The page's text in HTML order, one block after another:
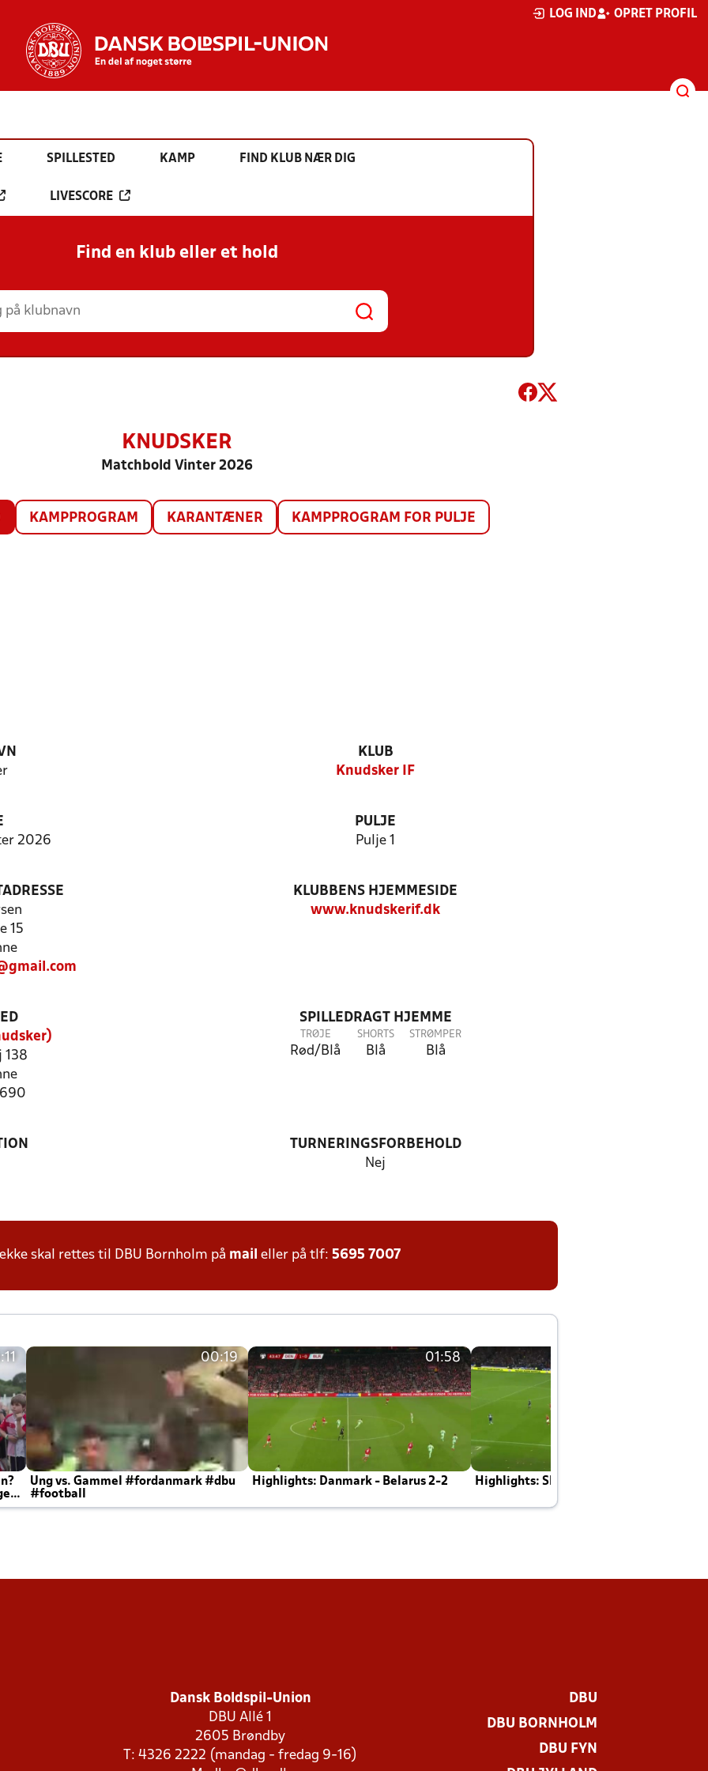
LOG IND OPRET PROFIL
SPILLESTED KAMP FIND KLUB NÆR DIG
LIVESCORE
Find en klub eller et hold
KNUDSKER
Matchbold Vinter 2026
KAMPPROGRAM KARANTÆNER KAMPPROGRAM FOR PULJE
KLUB
Knudsker IF
2026
PULJE
Pulje 1
15
KLUBBENS HJEMMESIDE
www.knudskerif.dk
138
SPILLEDRAGT HJEMME
TRØJE
Rød/Blå
SHORTS
Blå
STRØMPER
Blå
TURNERINGSFORBEHOLD
Nej
skal rettes til DBU Bornholm på mail eller på tlf: 5695 7007
00:19
Ung vs. Gammel #fordanmark #dbu
#football
01:58
Highlights: Danmark - Belarus 2-2 Highlights: Skotland - Danmark 4-2
Dansk Boldspil-Union
DBU Allé 1
2605 Brøndby
T: 4326 2222 (mandag - fredag 9-16)
DBU
DBU BORNHOLM
DBU FYN